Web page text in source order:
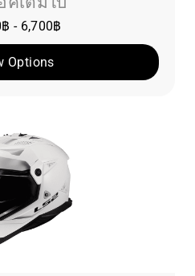
฿ - 6,700฿
Options